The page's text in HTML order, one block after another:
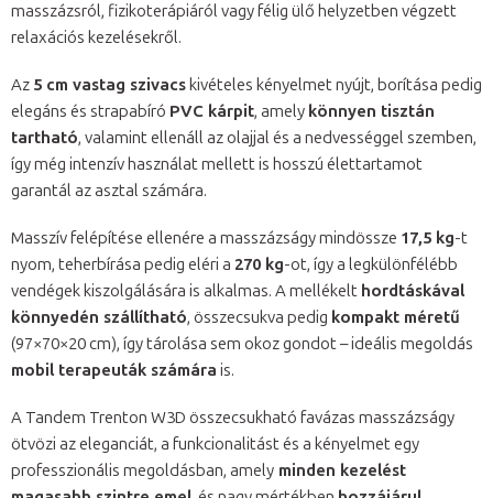
masszázsról, fizikoterápiáról vagy félig ülő helyzetben végzett
relaxációs kezelésekről.
Az 5 cm vastag szivacs kivételes kényelmet nyújt, borítása pedig
elegáns és strapabíró PVC kárpit, amely könnyen tisztán
tartható, valamint ellenáll az olajjal és a nedvességgel szemben,
így még intenzív használat mellett is hosszú élettartamot
garantál az asztal számára.
Masszív felépítése ellenére a masszázságy mindössze 17,5 kg-t
nyom, teherbírása pedig eléri a 270 kg-ot, így a legkülönfélébb
vendégek kiszolgálására is alkalmas. A mellékelt hordtáskával
könnyedén szállítható, összecsukva pedig kompakt méretű
(97×70×20 cm), így tárolása sem okoz gondot – ideális megoldás
mobil terapeuták számára is.
A Tandem Trenton W3D összecsukható favázas masszázságy
ötvözi az eleganciát, a funkcionalitást és a kényelmet egy
professzionális megoldásban, amely minden kezelést